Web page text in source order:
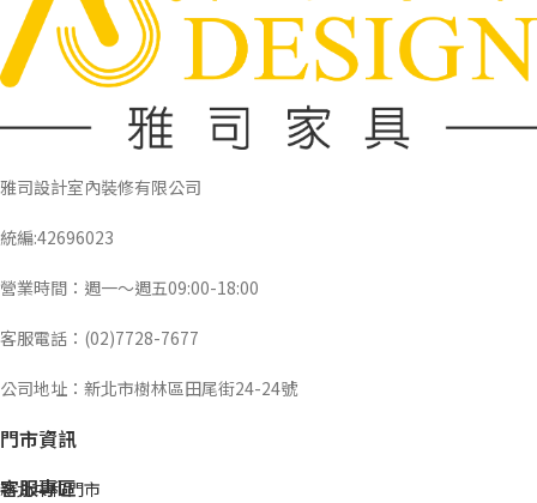
雅司設計室內裝修有限公司
統編:42696023
營業時間：週一～週五09:00-18:00
客服電話：(02)7728-7677
公司地址：新北市樹林區田尾街24-24號
門市資訊
新北中和門市
客服專區